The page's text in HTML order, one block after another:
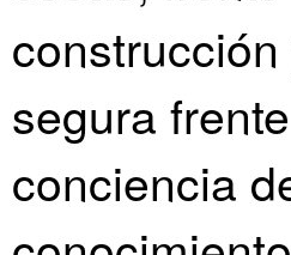
segura
conciencia